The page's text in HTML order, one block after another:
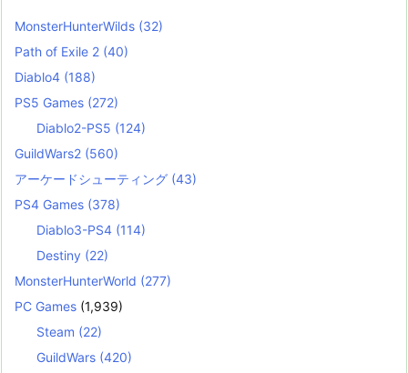
MonsterHunterWilds (32)
Path of Exile 2 (40)
Diablo4 (188)
PS5 Games (272)
Diablo2-PS5 (124)
GuildWars2 (560)
アーケードシューティング (43)
PS4 Games (378)
Diablo3-PS4 (114)
Destiny (22)
MonsterHunterWorld (277)
PC Games (1,939)
Steam (22)
GuildWars (420)